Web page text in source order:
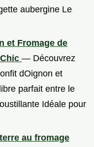
aubergine Le
et Fromage de
— Découvrez
dOignon et
parfait entre le
Idéale pour
au fromage